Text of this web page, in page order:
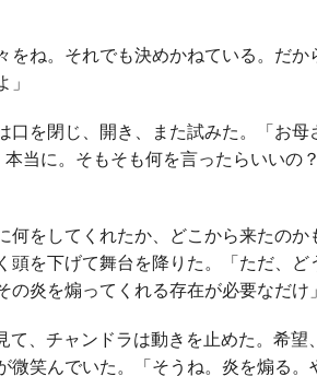
をね。それでも決めかねている。だか
を閉じ、開き、また試みた。「お母
当に。そもそも何を言ったらいいの
何をしてくれたか、どこから来たのか
を下げて舞台を降りた。「ただ、ど
炎を煽ってくれる存在が必要なだけ」
、チャンドラは動きを止めた。希望
笑んでいた。「そうね。炎を煽る。